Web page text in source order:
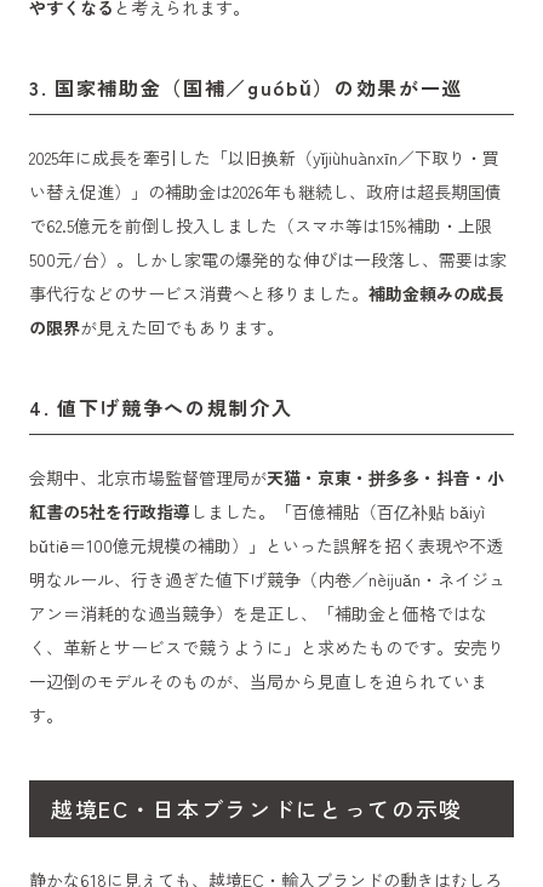
やすくなる と考えられます。
3. 国家補助金（国補／guóbǔ）の効果が一巡
2025年に成長を牽引した「以旧换新（yǐjiùhuànxīn／下取り・買
い替え促進）」の補助金は2026年も継続し、政府は超長期国債
で62.5億元を前倒し投入しました（スマホ等は15%補助・上限
500元/台）。しかし家電の爆発的な伸びは一段落し、需要は家
事代行などのサービス消費へと移りました。 補助金頼みの成長
の限界が見えた回でもあります。
4. 値下げ競争への規制介入
会期中、北京市場監督管理局が天猫・京東・拼多多・抖音・小
紅書の5社を行政指導 しました。「百億補貼（百亿补贴 bǎiyì
bǔtiē＝100億元規模の補助）」といった誤解を招く表現や不透
明なルール、行き過ぎた値下げ競争（内卷／nèijuǎn・ネイジュ
アン＝消耗的な過当競争）を是正し、「補助金と価格ではな
く、革新とサービスで競うように」と求めたものです。安売り
一辺倒のモデルそのものが、当局から見直しを迫られていま
す。
越境EC・日本ブランドにとっての示唆
静かな618に見えても、越境EC・輸入ブランドの動きはむしろ